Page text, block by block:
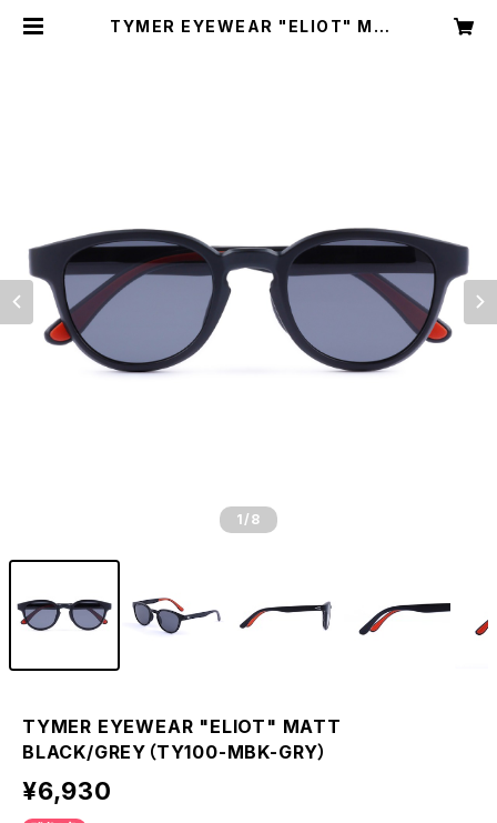
TYMER EYEWEAR "ELIOT" MA
1 /8
TYMER EYEWEAR "ELIOT" MATT
BLACK/GREY（TY100-MBK-GRY）
¥6,930